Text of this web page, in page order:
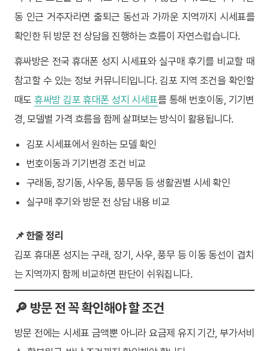
동 인근 거주자라면 출퇴근 동선과 가까운 지역까지 시세표를
확인한 뒤 방문 전 상담을 진행하는 흐름이 자연스럽습니다.
휴싸방은 전국 휴대폰 성지 시세표와 실구매 후기를 비교할 때
참고할 수 있는 정보 커뮤니티입니다. 김포 지역 조건을 확인할
때도휴싸방 김포 휴대폰 성지 시세표를 통해 번호이동, 기기변
경, 모델별 가격 흐름을 함께 살펴보는 방식이 활용됩니다.
김포 시세표에서 원하는 모델 확인
번호이동과 기기변경 조건 비교
구래동, 장기동, 사우동, 풍무동 등 생활권별 시세 확인
실구매 후기와 방문 전 상담 내용 비교
📌 한줄 정리
김포 휴대폰 성지는 구래, 장기, 사우, 풍무 등 이동 동선이 겹치
는 지역까지 함께 비교하면 판단이 쉬워집니다.
🔎 방문 전 꼭 확인해야 할 조건
방문 전에는 시세표 금액뿐 아니라 요금제 유지 기간, 부가서비